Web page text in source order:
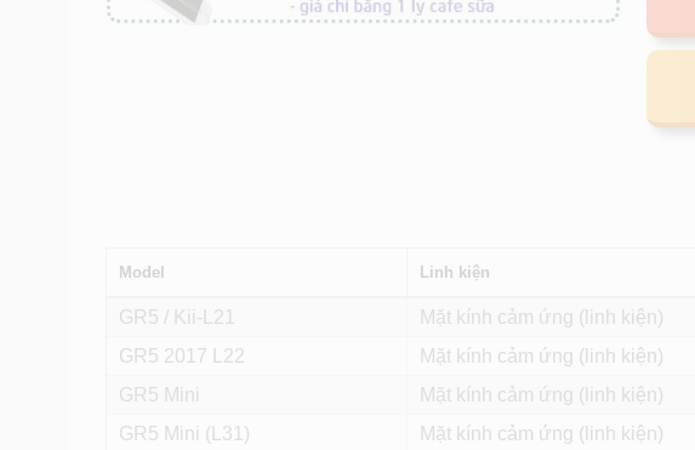
Model Linh kiện
GR5 / Kii-L21 Mặt kính cảm ứng (linh kiện)
GR5 2017 L22
Mặt kính cảm ứng (linh kiện)
GR5 Mini
Mặt kính cảm ứng (linh kiện)
GR5 Mini (L31)
Mặt kính cảm ứng (linh kiện)